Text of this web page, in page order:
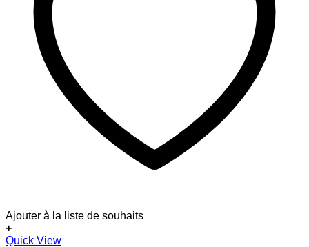
Ajouter à la liste de souhaits
+
Quick View